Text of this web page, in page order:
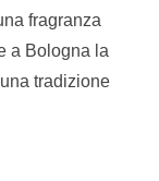
fragranza
a Bologna la
tradizione